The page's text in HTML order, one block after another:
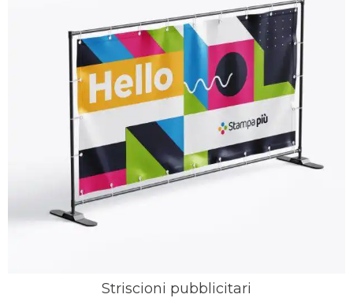
Striscioni pubblicitari